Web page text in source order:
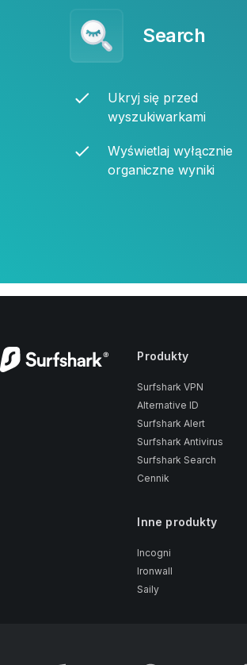
Search
Ukryj się przed
wyszukiwarkami
Wyświetlaj wyłącznie
organiczne wyniki
Produkty
Surfshark VPN
Alternative ID
Surfshark Alert
Surfshark Antivirus
Surfshark Search
Cennik
Inne produkty
Incogni
Ironwall
Saily